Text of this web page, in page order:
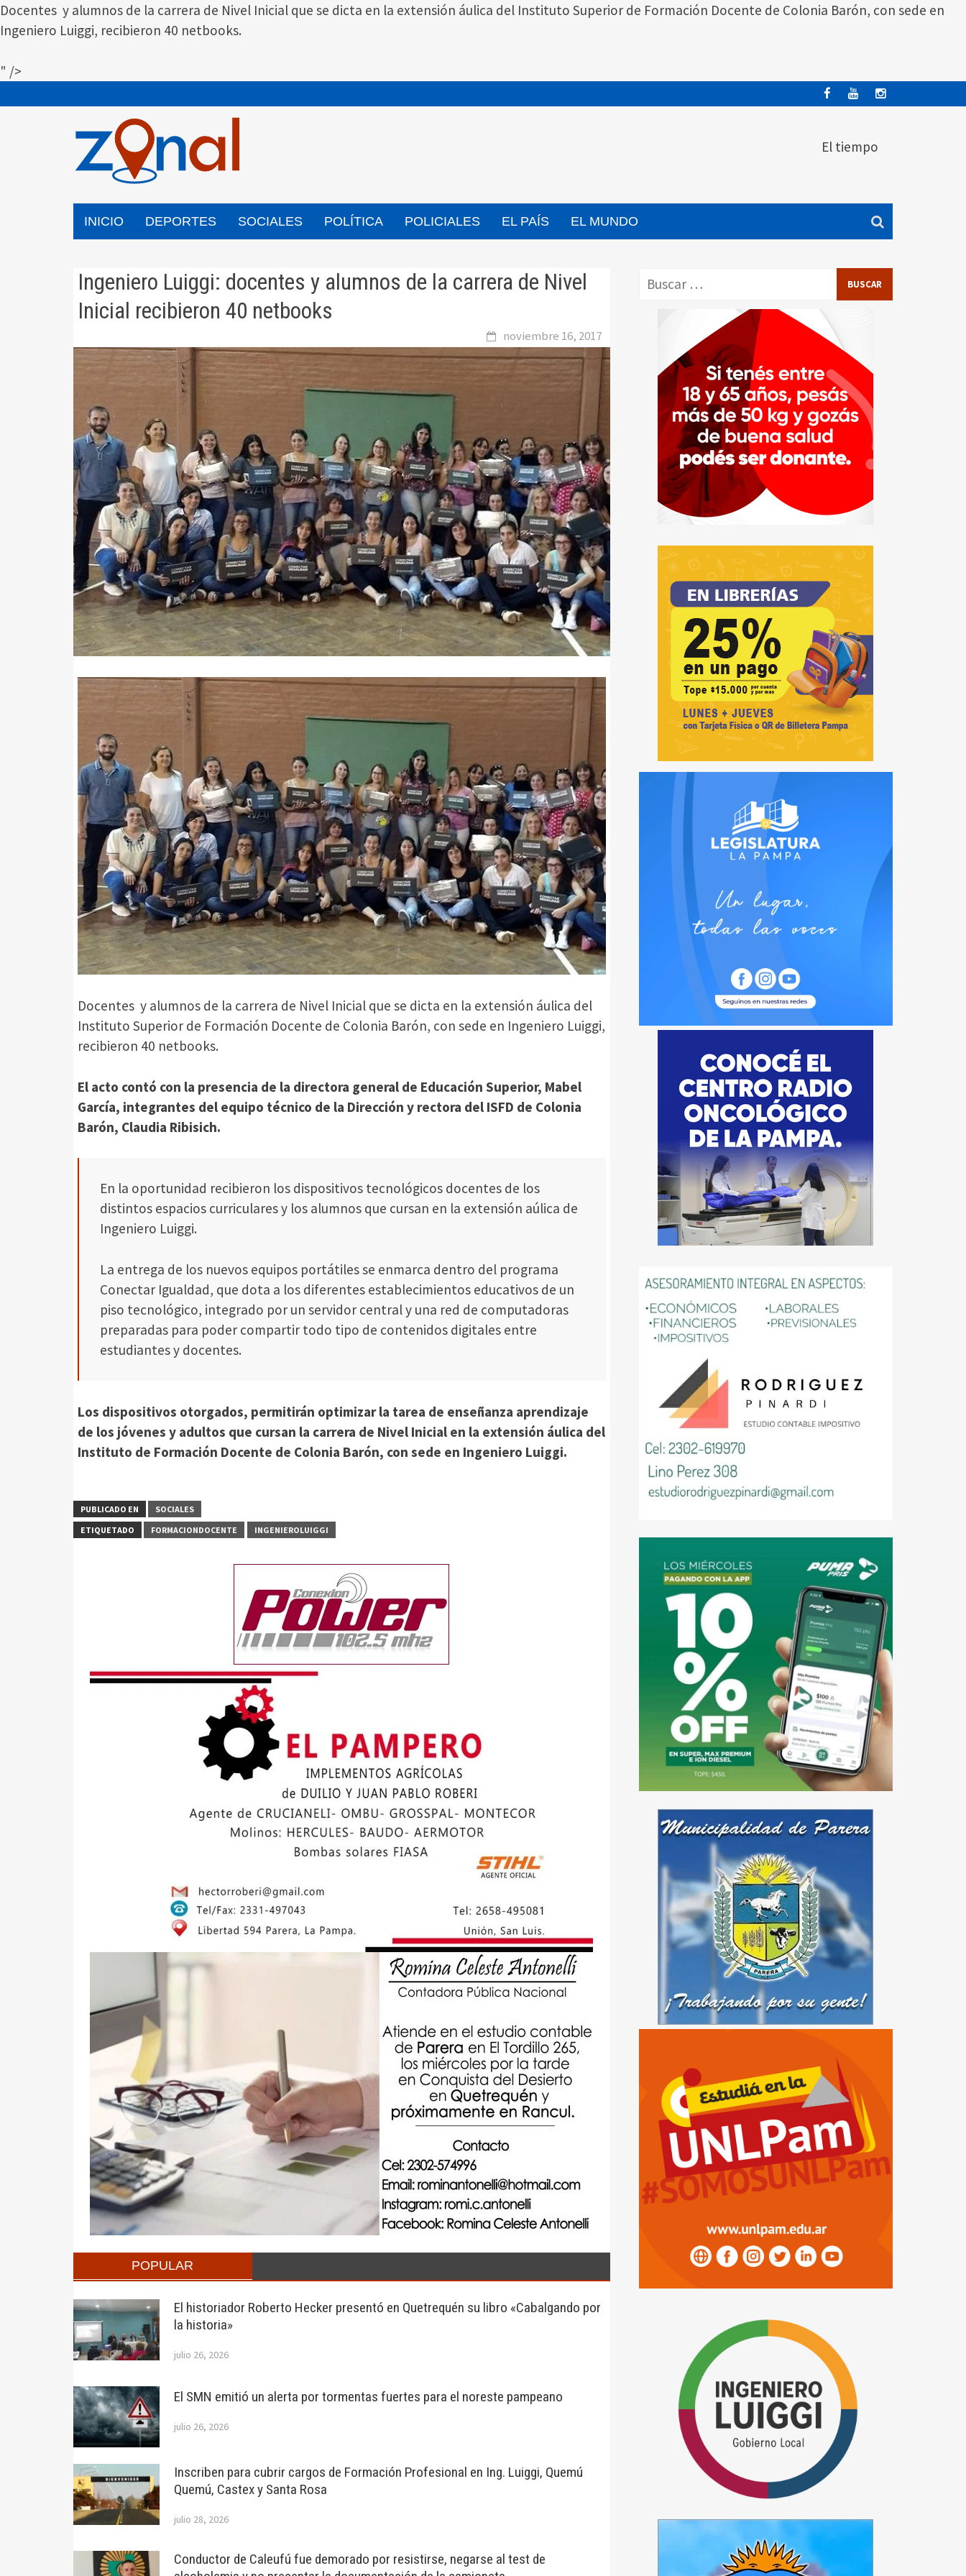
Docentes y alumnos de la carrera de Nivel Inicial que se dicta en la extensión áulica del Instituto Superior de Formación Docente de Colonia Barón, con sede en
Ingeniero Luiggi, recibieron 40 netbooks.
" />
al
El tiempo
INICIO DEPORTES SOCIALES POLÍTICA POLICIALES EL PAÍS EL MUNDO
Ingeniero Luiggi: docentes y alumnos de la carrera de Nivel
Inicial recibieron 40 netbooks
noviembre 16, 2017
Docentes y alumnos de la carrera de Nivel Inicial que se dicta en la extensión áulica del
Instituto Superior de Formación Docente de Colonia Barón, con sede en Ingeniero Luiggi,
recibieron 40 netbooks.
El acto contó con la presencia de la directora general de Educación Superior, Mabel
García, integrantes del equipo técnico de la Dirección y rectora del ISFD de Colonia
Barón, Claudia Ribisich.
En la oportunidad recibieron los dispositivos tecnológicos docentes de los
distintos espacios curriculares y los alumnos que cursan en la extensión aúlica de
Ingeniero Luiggi.
La entrega de los nuevos equipos portátiles se enmarca dentro del programa
Conectar Igualdad, que dota a los diferentes establecimientos educativos de un
piso tecnológico, integrado por un servidor central y una red de computadoras
preparadas para poder compartir todo tipo de contenidos digitales entre
estudiantes y docentes.
Los dispositivos otorgados, permitirán optimizar la tarea de enseñanza aprendizaje
de los jóvenes y adultos que cursan la carrera de Nivel Inicial en la extensión áulica del
Instituto de Formación Docente de Colonia Barón, con sede en Ingeniero Luiggi.
PUBLICADO EN
SOCIALES
ETIQUETADO
FORMACIONDOCENTE INGENIEROLUIGGI
POPULAR
El historiador Roberto Hecker presentó en Quetrequén su libro «Cabalgando por
la historia»
julio 26, 2026
El SMN emitió un alerta por tormentas fuertes para el noreste pampeano
julio 26, 2026
Inscriben para cubrir cargos de Formación Profesional en Ing. Luiggi, Quemú
Quemú, Castex y Santa Rosa
julio 28, 2026
Conductor de Caleufú fue demorado por resistirse, negarse al test de
Buscar: